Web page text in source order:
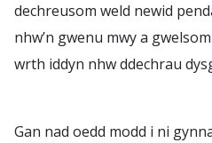
dechreusom weld newid
nhw’n gwenu mwy a
wrth iddyn nhw ddechrau
Gan nad oedd modd i ni